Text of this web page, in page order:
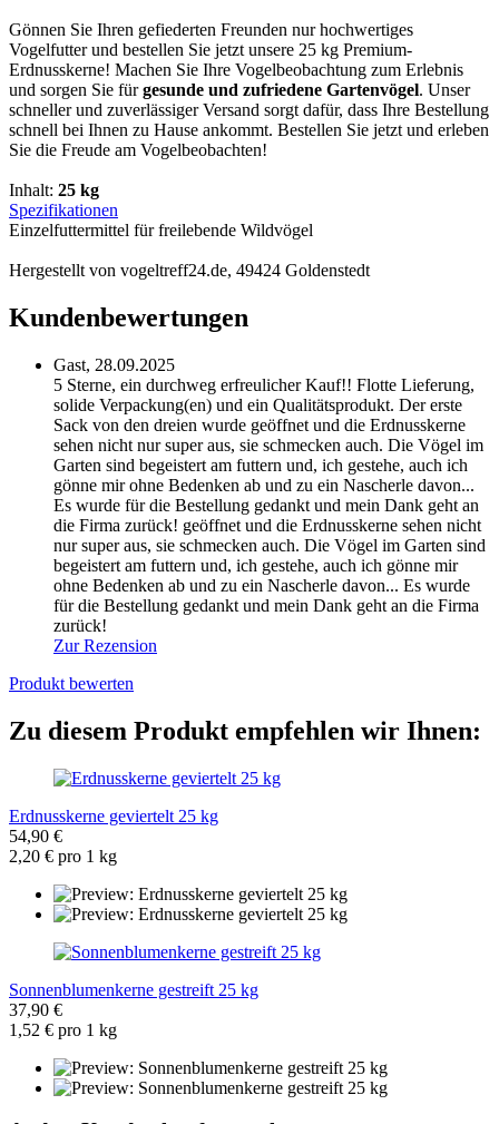
Gönnen Sie Ihren gefiederten Freunden nur hochwertiges
Vogelfutter und bestellen Sie jetzt unsere 25 kg Premium-
Erdnusskerne! Machen Sie Ihre Vogelbeobachtung zum Erlebnis
und sorgen Sie fürgesunde und zufriedene Gartenvögel. Unser
schneller und zuverlässiger Versand sorgt dafür, dass Ihre Bestellung
schnell bei Ihnen zu Hause ankommt. Bestellen Sie jetzt und erleben
Sie die Freude am Vogelbeobachten!
Inhalt: 25 kg
Spezifikationen
Einzelfuttermittel für freilebende Wildvögel
Hergestellt von vogeltreff24.de, 49424 Goldenstedt
Kundenbewertungen
Gast, 28.09.2025
5 Sterne, ein durchweg erfreulicher Kauf!! Flotte Lieferung,
solide Verpackung(en) und ein Qualitätsprodukt. Der erste
Sack von den dreien wurde geöffnet und die Erdnusskerne
sehen nicht nur super aus, sie schmecken auch. Die Vögel im
Garten sind begeistert am futtern und, ich gestehe, auch ich
gönne mir ohne Bedenken ab und zu ein Nascherle davon...
Es wurde für die Bestellung gedankt und mein Dank geht an
die Firma zurück! geöffnet und die Erdnusskerne sehen nicht
nur super aus, sie schmecken auch. Die Vögel im Garten sind
begeistert am futtern und, ich gestehe, auch ich gönne mir
ohne Bedenken ab und zu ein Nascherle davon... Es wurde
für die Bestellung gedankt und mein Dank geht an die Firma
zurück!
Zur Rezension
Produkt bewerten
Zu diesem Produkt empfehlen wir Ihnen:
Erdnusskerne geviertelt 25 kg
54,90 €
2,20 € pro 1 kg
Sonnenblumenkerne gestreift 25 kg
37,90 €
1,52 € pro 1 kg